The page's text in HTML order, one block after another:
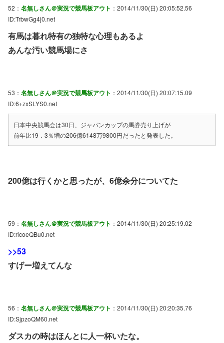
52： 名無しさん＠実況で競馬板アウト ：2014/11/30(日) 20:05:52.56
ID:TrbwGg4j0.net
有馬は暮れ特有の独特な心理もあるよ
あんな汚い競馬場にさ
53： 名無しさん＠実況で競馬板アウト ：2014/11/30(日) 20:07:15.09
ID:6+zxSLYS0.net
日本中央競馬会は30日、ジャパンカップの馬券売り上げが
前年比19．3％増の206億6148万9800円だったと発表した。
200億は行くかと思ったが、6億余分についてた
59： 名無しさん＠実況で競馬板アウト ：2014/11/30(日) 20:25:19.02
ID:ricoeQBu0.net
>>53
すげー増えてんな
56： 名無しさん＠実況で競馬板アウト ：2014/11/30(日) 20:20:35.76
ID:SjpzoQM60.net
ダスカの時はほんとに人一杯いたな。